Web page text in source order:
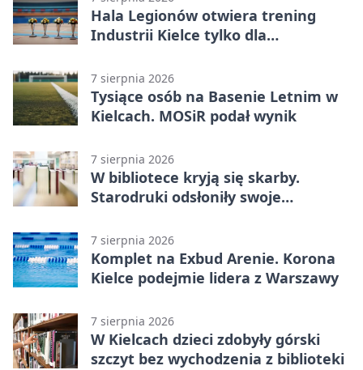
Hala Legionów otwiera trening
Industrii Kielce tylko dla
7 sierpnia 2026
Tysiące osób na Basenie Letnim w
Kielcach. MOSiR podał wynik
7 sierpnia 2026
W bibliotece kryją się skarby.
Starodruki odsłoniły swoje
7 sierpnia 2026
Komplet na Exbud Arenie. Korona
Kielce podejmie lidera z Warszawy
7 sierpnia 2026
W Kielcach dzieci zdobyły górski
szczyt bez wychodzenia z biblioteki